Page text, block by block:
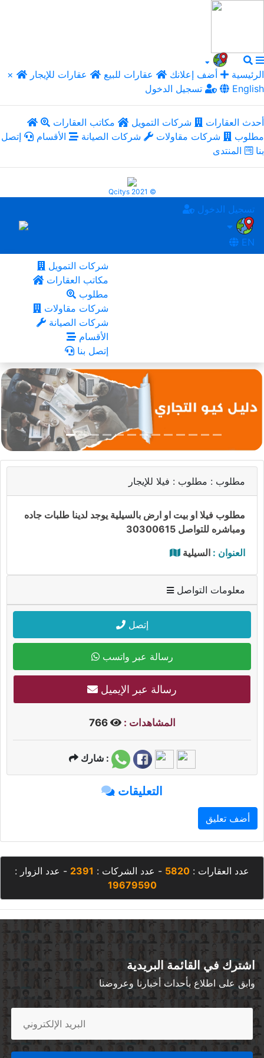
× الرئيسية أضف إعلانك عقارات للبيع
عقارات للإيجار
تسجيل الدخول
English
أحدث العقارات شركات التمويل
مكاتب العقارات
مطلوب
شركات مقاولات شركات الصيانة الأقسام
إتصل
بنا
المنتدى
Qcitys 2021 ©
تسجيل الدخول
EN
شركات التمويل
مكاتب العقارات
مطلوب
شركات مقاولات
شركات الصيانة
الأقسام
إتصل بنا
مطلوب : مطلوب : فيلا للإيجار
مطلوب فيلا او بيت او ارض بالسيلية يوجد لدينا طلبات جاده
ومباشره للتواصل 30300615
العنوان : السيلية
معلومات التواصل
إتصل
رسالة عبر واتسب
رسالة عبر الإيميل
المشاهدات : 766
شارك :
التعليقات
أضف تعليق
عدد العقارات : 5820 - عدد الشركات : 2391 - عدد الزوار :
19679590
اشترك في القائمة البريدية
وابق على اطلاع بأحداث أخبارنا وعروضنا